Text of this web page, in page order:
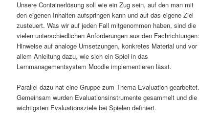
Unsere Containerlösung soll wie ein Zug sein, auf den man mit
den eigenen Inhalten aufspringen kann und auf das eigene Ziel
zusteuert. Was wir auf jeden Fall mitgenommen haben, sind die
vielen unterschiedlichen Anforderungen aus den Fachrichtungen:
Hinweise auf analoge Umsetzungen, konkretes Material und vor
allem Anleitung dazu, wie sich ein Spiel in das
Lernmanagementsystem Moodle implementieren lässt.
Parallel dazu hat eine Gruppe zum Thema Evaluation gearbeitet.
Gemeinsam wurden Evaluationsinstrumente gesammelt und die
wichtigsten Evaluationsziele bei Spielen definiert.